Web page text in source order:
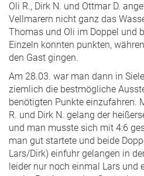
Oli R., Dirk N. und Ottmar D.
Vellmarern nicht ganz das
Thomas und Oli im Doppel und
Einzeln konnten punkten,
den Gast gingen.
Am 28.03. war man dann in
ziemlich die bestmögliche
benötigten Punkte einzufahren.
R. und Dirk N. gelang der
und man musste sich mit 4:6
man gut startete und beide
Lars/Dirk) einfuhr gelangen in
leider nur noch einmal Lars und